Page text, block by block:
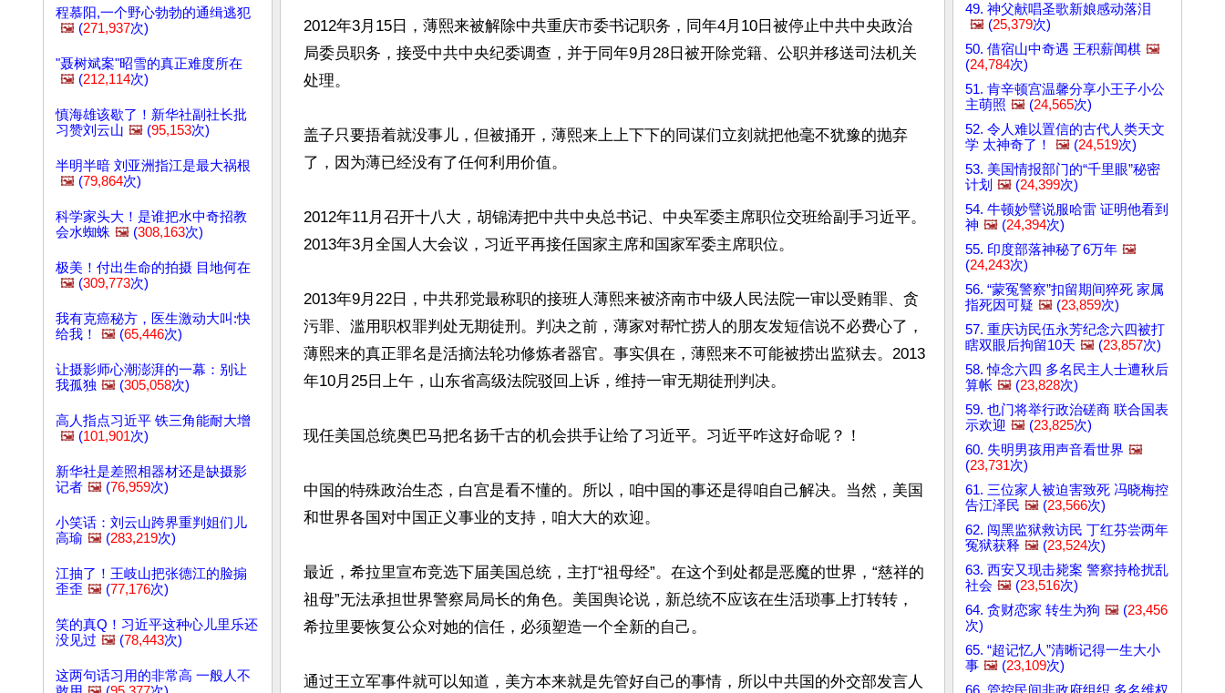
程慕阳,一个野心勃勃的通缉逃犯
🖼️ (271,937次)
"聂树斌案"昭雪的真正难度所在
🖼️ (212,114次)
慎海雄该歇了！新华社副社长批
习赞刘云山 🖼️ (95,153次)
半明半暗 刘亚洲指江是最大祸根
🖼️ (79,864次)
科学家头大！是谁把水中奇招教
会水蜘蛛 🖼️ (308,163次)
极美！付出生命的拍摄 目地何在
🖼️ (309,773次)
我有克癌秘方，医生激动大叫:快
给我！
🖼️ (65,446次)
让摄影师心潮澎湃的一幕：别让
我孤独 🖼️ (305,058次)
高人指点习近平 铁三角能耐大增
🖼️ (101,901次)
新华社是差照相器材还是缺摄影
记者 🖼️ (76,959次)
小笑话：刘云山跨界重判姐们儿
高瑜 🖼️ (283,219次)
江抽了！王岐山把张德江的脸搧
歪歪 🖼️ (77,176次)
笑的真Q！习近平这种心儿里乐还
没见过 🖼️ (78,443次)
这两句话习用的非常高 一般人不
2012年3月15日，薄熙来被解除中共重庆市委书记职务，同年4月10日被停止中共中央政治
局委员职务，接受中共中央纪委调查，并于同年9月28日被开除党籍、公职并移送司法机关
处理。
盖子只要捂着就没事儿，但被捅开，薄熙来上上下下的同谋们立刻就把他毫不犹豫的抛弃
了，因为薄已经没有了任何利用价值。
2012年11月召开十八大，胡锦涛把中共中央总书记、中央军委主席职位交班给副手习近平。
2013年3月全国人大会议，习近平再接任国家主席和国家军委主席职位。
2013年9月22日，中共邪党最称职的接班人薄熙来被济南市中级人民法院一审以受贿罪、贪
污罪、滥用职权罪判处无期徒刑。判决之前，薄家对帮忙捞人的朋友发短信说不必费心了，
薄熙来的真正罪名是活摘法轮功修炼者器官。事实俱在，薄熙来不可能被捞出监狱去。2013
年10月25日上午，山东省高级法院驳回上诉，维持一审无期徒刑判决。
现任美国总统奥巴马把名扬千古的机会拱手让给了习近平。习近平咋这好命呢？！
中国的特殊政治生态，白宫是看不懂的。所以，咱中国的事还是得咱自己解决。当然，美国
和世界各国对中国正义事业的支持，咱大大的欢迎。
最近，希拉里宣布竞选下届美国总统，主打“祖母经”。在这个到处都是恶魔的世界，“慈祥的
祖母”无法承担世界警察局局长的角色。美国舆论说，新总统不应该在生活琐事上打转转，
希拉里要恢复公众对她的信任，必须塑造一个全新的自己。
通过王立军事件就可以知道，美方本来就是先管好自己的事情，所以中共国的外交部发言人
49. 神父献唱圣歌新娘感动落泪
🖼️ (25,379次)
50. 借宿山中奇遇 王积薪闻棋 🖼️
(24,784次)
51. 肯辛顿宫温馨分享小王子小公
主萌照 🖼️ (24,565次)
52. 令人难以置信的古代人类天文
学 太神奇了！
🖼️ (24,519次)
53. 美国情报部门的“千里眼”秘密
计划 🖼️ (24,399次)
54. 牛顿妙譬说服哈雷 证明他看到
神 🖼️ (24,394次)
55. 印度部落神秘了6万年 🖼️
(24,243次)
56. “蒙冤警察”扣留期间猝死 家属
指死因可疑 🖼️ (23,859次)
57. 重庆访民伍永芳纪念六四被打
瞎双眼后拘留10天 🖼️ (23,857次)
58. 悼念六四 多名民主人士遭秋后
算帐 🖼️ (23,828次)
59. 也门将举行政治磋商 联合国表
示欢迎 🖼️ (23,825次)
60. 失明男孩用声音看世界 🖼️
(23,731次)
61. 三位家人被迫害致死 冯晓梅控
告江泽民 🖼️ (23,566次)
62. 闯黑监狱救访民 丁红芬尝两年
冤狱获释 🖼️ (23,524次)
63. 西安又现击毙案 警察持枪扰乱
社会 🖼️ (23,516次)
64. 贪财恋家 转生为狗 🖼️ (23,456
次)
65. “超记忆人”清晰记得一生大小
事 🖼️ (23,109次)
66. 管控民间非政府组织 多名维权